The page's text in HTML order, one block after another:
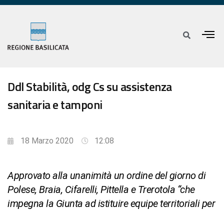
Ddl Stabilità, odg Cs su assistenza
sanitaria e tamponi
18 Marzo 2020 12:08
Approvato alla unanimità un ordine del giorno di
Polese, Braia, Cifarelli, Pittella e Trerotola “che
impegna la Giunta ad istituire equipe territoriali per